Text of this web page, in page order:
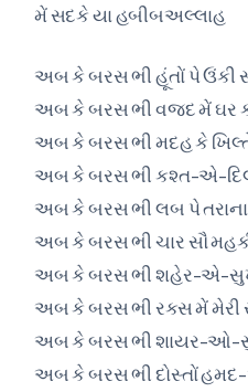
મેં સદકે યા હબીબઅલ્લાહ
અબ કે બરસ ભી હૂંતોં પે ઉંકી
અબ કે બરસ ભી વજદ મેં ઘર
અબ કે બરસ ભી મદહ કે
અબ કે બરસ ભી કશ્ત-એ-
અબ કે બરસ ભી લબ પે તરાના
અબ કે બરસ ભી ચાર સૌ
અબ કે બરસ ભી શહેર-એ-
અબ કે બરસ ભી રક્સ મેં મેરી
અબ કે બરસ ભી શાયર-ઓ-
અબ કે બરસ ભી દોસ્તોં